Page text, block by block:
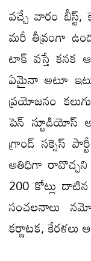
వచ్చే వారం బీస్ట్,
మరీ తీవ్రంగా
టాక్ వస్తే కనక
ఏమైనా అటూ
ప్రయోజనం
పెన్ స్టూడియోస్
గ్రాండ్ సక్సెస్
అతిధిగా రావొచ్చని
200 కోట్లు
సంచలనాలు
కర్ణాటక,